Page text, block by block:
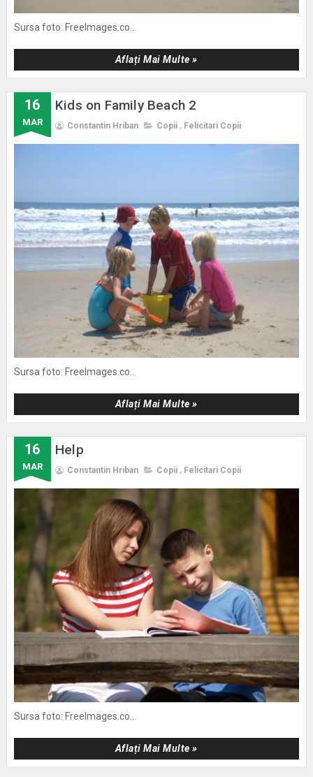
Sursa foto: FreeImages.co...
Aflați Mai Multe »
16
MAR
Kids on Family Beach 2
Constantin Hriban Copii , Felicitari Copii
Sursa foto: FreeImages.co...
Aflați Mai Multe »
16
MAR
Help
Constantin Hriban Copii , Felicitari Copii
Sursa foto: FreeImages.co...
Aflați Mai Multe »